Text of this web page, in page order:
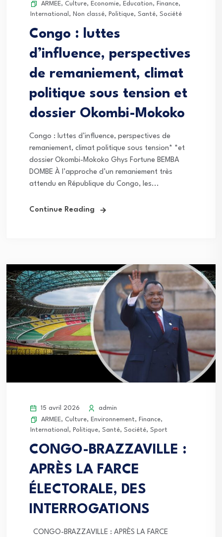
ARMEE, Culture, Economie, Education, Finance,
International , Non classé, Politique, Santé, Société
Congo : luttes
d’influence, perspectives
de remaniement, climat
politique sous tension et
dossier Okombi-Mokoko
Congo : luttes d’influence, perspectives de
remaniement, climat politique sous tension* *et
dossier Okombi-Mokoko Ghys Fortune BEMBA
DOMBE À l’approche d’un remaniement très
attendu en République du Congo, les...
Continue Reading
15 avril 2026
admin
ARMEE, Culture, Environnement, Finance,
International , Politique, Santé, Société, Sport
CONGO-BRAZZAVILLE :
APRÈS LA FARCE
ÉLECTORALE, DES
INTERROGATIONS
CONGO-BRAZZAVILLE : APRÈS LA FARCE